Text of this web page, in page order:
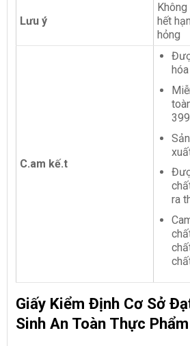
Lưu ý
hết
hỏng
C.am kế.t
ra
Giấy Kiểm Định Cơ Sở
Sinh An Toàn Thực Phẩm